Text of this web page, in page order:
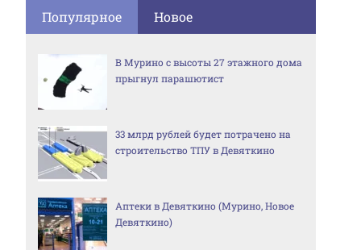
Популярное Новое
В Мурино с высоты 27 этажного дома
прыгнул парашютист
33 млрд рублей будет потрачено на
строительство ТПУ в Девяткино
Аптеки в Девяткино (Мурино, Новое
Девяткино)